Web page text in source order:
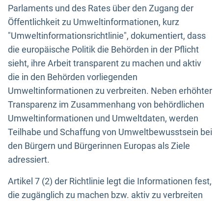
Parlaments und des Rates über den Zugang der
Öffentlichkeit zu Umweltinformationen, kurz
"Umweltinformationsrichtlinie", dokumentiert, dass
die europäische Politik die Behörden in der Pflicht
sieht, ihre Arbeit transparent zu machen und aktiv
die in den Behörden vorliegenden
Umweltinformationen zu verbreiten. Neben erhöhter
Transparenz im Zusammenhang von behördlichen
Umweltinformationen und Umweltdaten, werden
Teilhabe und Schaffung von Umweltbewusstsein bei
den Bürgern und Bürgerinnen Europas als Ziele
adressiert.
Artikel 7 (2) der Richtlinie legt die Informationen fest,
die zugänglich zu machen bzw. aktiv zu verbreiten